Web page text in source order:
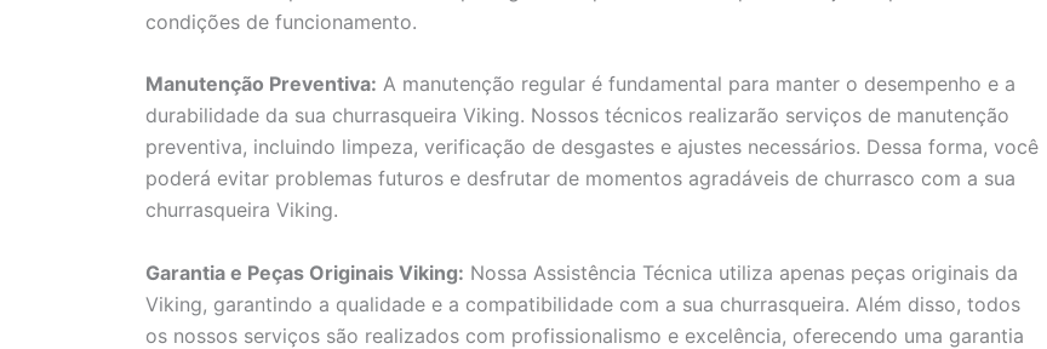
condições de funcionamento.
Manutenção Preventiva: A manutenção regular é fundamental para manter o desempenho e a
durabilidade da sua churrasqueira Viking. Nossos técnicos realizarão serviços de manutenção
preventiva, incluindo limpeza, verificação de desgastes e ajustes necessários. Dessa forma, você
poderá evitar problemas futuros e desfrutar de momentos agradáveis de churrasco com a sua
churrasqueira Viking.
Garantia e Peças Originais Viking: Nossa Assistência Técnica utiliza apenas peças originais da
Viking, garantindo a qualidade e a compatibilidade com a sua churrasqueira. Além disso, todos
os nossos serviços são realizados com profissionalismo e excelência, oferecendo uma garantia